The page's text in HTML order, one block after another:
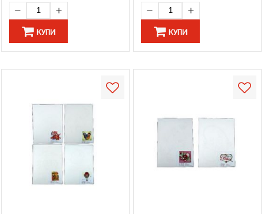
КУПИ КУПИ